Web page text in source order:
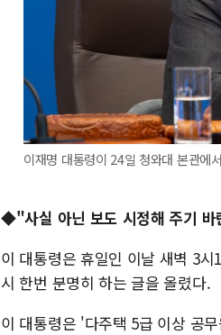
이재명 대통령이 24일 청와대 본관에
◆"사실 아닌 보도 시정해 주기 바
이 대통령은 휴일인 이날 새벽 3
시 한번 분명히 하는 글을 올렸다.
이 대통령은 '다주택 5급 이상 공